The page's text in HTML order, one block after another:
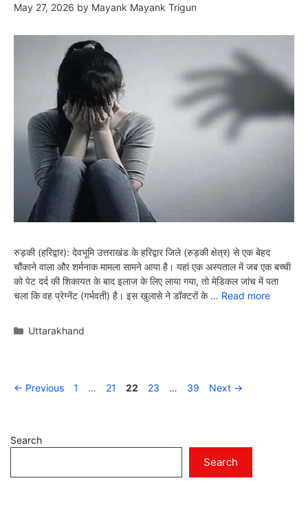
May 27, 2026 by Mayank Mayank Trigun
रुड़की (हरिद्वार): देवभूमि उत्तराखंड के हरिद्वार जिले (रुड़की क्षेत्र) से एक बेहद
चौंकाने वाला और शर्मनाक मामला सामने आया है। यहां एक अस्पताल में जब एक बच्ची
को पेट दर्द की शिकायत के बाद इलाज के लिए लाया गया, तो मेडिकल जांच में पता
चला कि वह प्रेग्नेंट (गर्भवती) है। इस खुलासे ने डॉक्टरों के … Read more
Categories
Uttarakhand
← Previous Page
1 … Page
21 Page
22 Page
23 … Page
39 Next →
Search
Search